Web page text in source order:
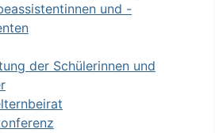
und -
der Schülerinnen und